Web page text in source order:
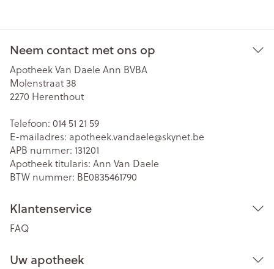
Neem contact met ons op
Apotheek Van Daele Ann BVBA
Molenstraat 38
2270 Herenthout
Telefoon: 014 51 21 59
E-mailadres: apotheek.vandaele@skynet.be
APB nummer: 131201
Apotheek titularis: Ann Van Daele
BTW nummer: BE0835461790
Klantenservice
FAQ
Uw apotheek